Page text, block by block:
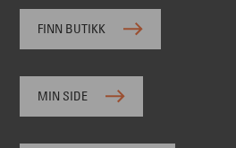
FINN BUTIKK
MIN SIDE